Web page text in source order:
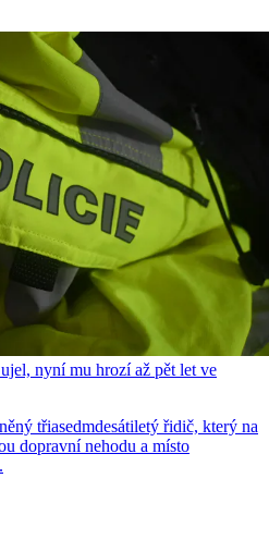
nyní mu hrozí až pět let ve
třiasedmdesátiletý řidič, který na
dopravní nehodu a místo